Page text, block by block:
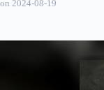
on 2024-08-19